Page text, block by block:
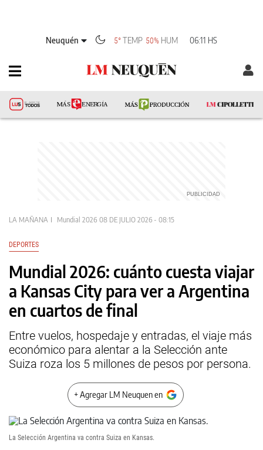
Neuquén 5° TEMP 50% HUM 06:11 HS
LA MAÑANA Mundial 2026 08 DE JULIO 2026 - 08:15
DEPORTES
Mundial 2026: cuánto cuesta viajar
a Kansas City para ver a Argentina
en cuartos de final
Entre vuelos, hospedaje y entradas, el viaje más
económico para alentar a la Selección ante
Suiza roza los 5 millones de pesos por persona.
+ Agregar LM Neuquen en
La Selección Argentina va contra Suiza en Kansas.